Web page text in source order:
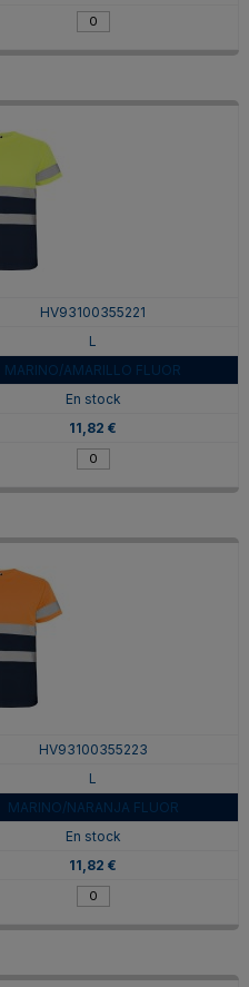
HV93100355221
L
MARINO/AMARILLO FLUOR
En stock
11,82 €
HV93100355223
L
MARINO/NARANJA FLUOR
En stock
11,82 €